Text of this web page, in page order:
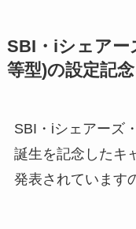
SBI・iシェアー
等型)の設定記
SBI・iシェアーズ
誕生を記念したキ
発表されています